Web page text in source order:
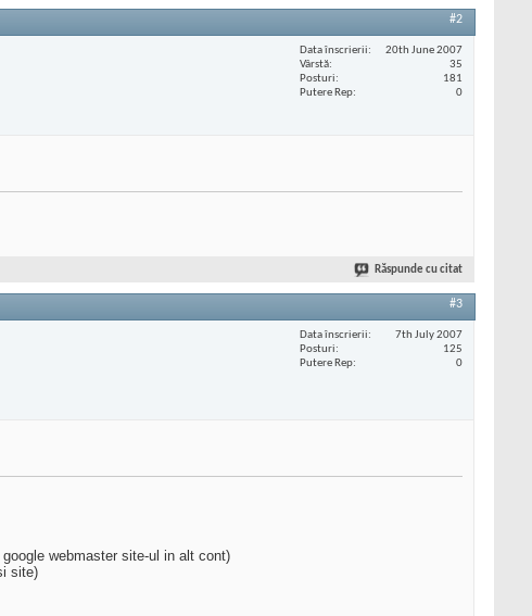
#2
Data înscrierii
20th June 2007
Vârstă
35
Posturi
181
Putere Rep
0
Răspunde cu citat
#3
Data înscrierii
7th July 2007
Posturi
125
Putere Rep
0
webmaster site-ul in alt cont)
site)